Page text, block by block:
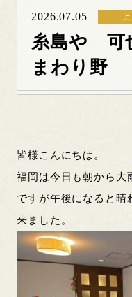
2026.07.05
糸島や 可
まわり野
皆様こんにちは。
福岡は今日も朝から大
ですが午後になると晴
来ました。